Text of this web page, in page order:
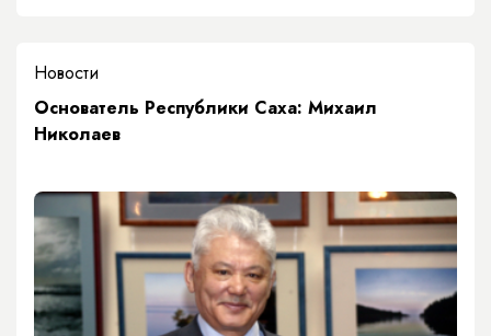
Новости
Основатель Республики Саха: Михаил
Николаев